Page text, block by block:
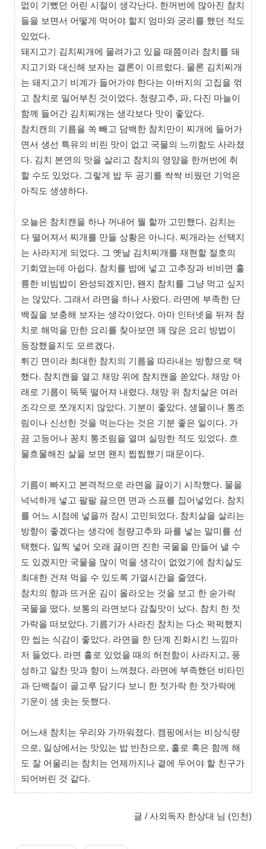
없이 기뻤던 어린 시절이 생각난다. 한꺼번에 많아진 참치
들을 보면서 어떻게 먹어야 할지 엄마와 궁리를 했던 적도
있었다.
돼지고기 김치찌개에 물려가고 있을 때쯤이라 참치를 돼
지고기와 대신해 보자는 결론이 이르렀다. 물론 김치찌개
는 돼지고기 비계가 들어가야 한다는 아버지의 고집을 꺾
고 참치로 밀어부친 것이었다. 청량고추, 파, 다진 마늘이
함께 들어간 김치찌개는 생각보다 맛이 좋았다.
참치캔의 기름을 쏙 빼고 담백한 참치만이 찌개에 들어가
면서 생선 특유의 비린 맛이 없고 국물의 느끼함도 사라졌
다. 김치 본연의 맛을 살리고 참치의 영양을 한꺼번에 취
할 수도 있었다. 그렇게 밥 두 공기를 싹싹 비웠던 기억은
아직도 생생하다.
오늘은 참치캔을 하나 꺼내어 뭘 할까 고민했다. 김치는
다 떨어져서 찌개를 만들 상황은 아니다. 찌개라는 선택지
는 사라지게 되었다. 그 옛날 김치찌개를 재현할 절호의
기회였는데 아쉽다. 참치를 밥에 넣고 고추장과 비비면 훌
륭한 비빔밥이 완성되겠지만, 왠지 참치를 그냥 먹고 싶지
는 않았다. 그래서 라면을 하나 사왔다. 라면에 부족한 단
백질을 보충해 보자는 생각이었다. 아마 인터넷을 뒤져 참
치로 해먹을 만한 요리를 찾아보면 꽤 많은 요리 방법이
등장했을지도 모르겠다.
튀긴 면이라 최대한 참치의 기름을 따라내는 방향으로 택
했다. 참치캔을 열고 채망 위에 참치캔을 쏟았다. 채망 아
래로 기름이 뚝뚝 떨어져 내렸다. 채망 위 참치살은 여러
조각으로 쪼개지지 않았다. 기분이 좋았다. 생물이나 통조
림이나 신선한 것을 먹는다는 것은 기분 좋은 일이다. 가
끔 고등어나 꽁치 통조림을 열며 실망한 적도 있었다. 흐
물흐물해진 살을 보면 왠지 찝찝했기 때문이다.
기름이 빠지고 본격적으로 라면을 끓이기 시작했다. 물을
넉넉하게 넣고 팔팔 끓으면 면과 스프를 집어넣었다. 참치
를 어느 시점에 넣을까 잠시 고민되었다. 참치살을 살리는
방향이 좋겠다는 생각에 청량고추와 파를 넣는 말미를 선
택했다. 일찍 넣어 오래 끓이면 진한 국물을 만들어 낼 수
도 있겠지만 국물을 많이 먹을 생각이 없었기에 참치살도
최대한 건져 먹을 수 있도록 가열시간을 줄였다.
참치의 향과 뜨거운 김이 올라오는 것을 보고 한 숟가락
국물을 떴다. 보통의 라면보다 감칠맛이 났다. 참치 한 젓
가락을 떠보았다. 기름기가 사라진 참치는 다소 퍽퍽했지
만 씹는 식감이 좋았다. 라면을 한 단계 진화시킨 느낌마
저 들었다. 라면 홀로 있었을 때의 허전함이 사라지고, 풍
성하고 알찬 맛과 향이 느껴졌다. 라면에 부족했던 비타민
과 단백질이 골고루 담기다 보니 한 젓가락 한 젓가락에
기운이 샘 솟는 듯했다.
어느새 참치는 우리와 가까워졌다. 캠핑에서는 비상식량
으로, 일상에서는 맛있는 밥 반찬으로, 홀로 혹은 함께 해
도 잘 어울리는 참치는 언제까지나 곁에 두어야 할 친구가
되어버린 것 같다.
글 / 사외독자 한상대 님 (인천)